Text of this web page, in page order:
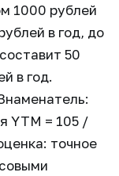
1000 рублей
в год, до
50
в год.
YTM = 105 /
точное